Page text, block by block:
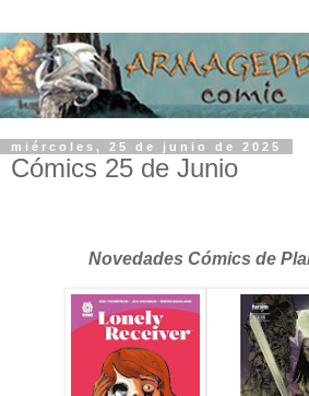
miércoles, 25 de junio de 2025
Cómics 25 de Junio
Novedades Cómics de